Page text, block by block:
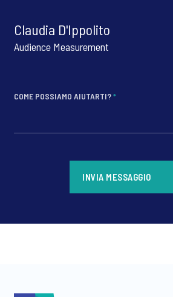
Claudia D'Ippolito
Audience Measurement
COME POSSIAMO AIUTARTI?*
INVIA MESSAGGIO